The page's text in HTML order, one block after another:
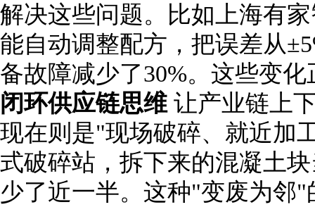
解决这些问题。比如上海有
能自动调整配方，把误差从
备故障减少了30%。这些变
闭环供应链思维 让产业链上
现在则是"现场破碎、就近加
式破碎站，拆下来的混凝土
少了近一半。这种"变废为邻"